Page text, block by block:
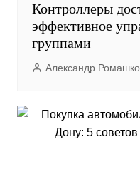
Контроллеры
эффективное
группами
Александр Ромашко